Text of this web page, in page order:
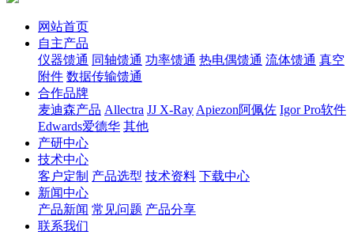
网站首页
自主产品
仪器馈通 同轴馈通 功率馈通 热电偶馈通 流体馈通 真空
附件 数据传输馈通
合作品牌
麦迪森产品 Allectra JJ X-Ray Apiezon阿佩佐 Igor Pro软件
Edwards爱德华 其他
产研中心
技术中心
客户定制 产品选型 技术资料 下载中心
新闻中心
产品新闻 常见问题 产品分享
联系我们